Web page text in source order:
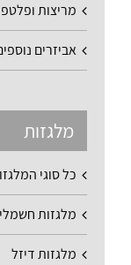
מריצות
אביזרים
מלגזות
כל סוגי
מלגזות
מלגזות דיזל